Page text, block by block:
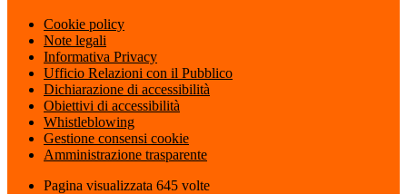
Cookie policy
Note legali
Informativa Privacy
Ufficio Relazioni con il Pubblico
Dichiarazione di accessibilità
Obiettivi di accessibilità
Whistleblowing
Gestione consensi cookie
Amministrazione trasparente
Pagina visualizzata 645 volte